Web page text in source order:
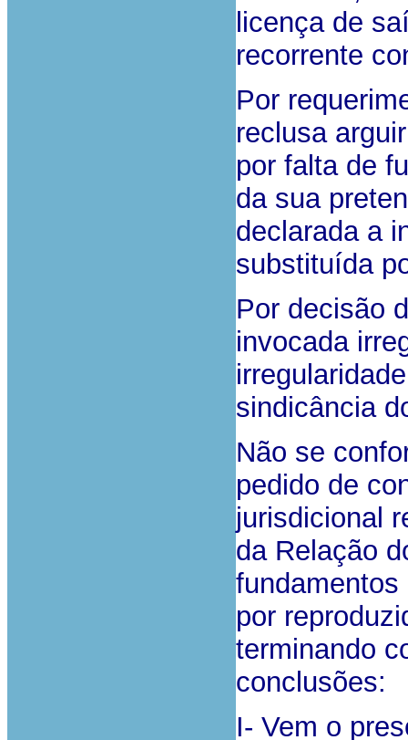
licença de
recorrente
Por
reclusa
por falta de
da sua
declarada a
substituída
Por decisão
invocada
sindicância
Não se
pedido de
jurisdicional
da Relação
por
terminando
conclusões:
I- Vem o